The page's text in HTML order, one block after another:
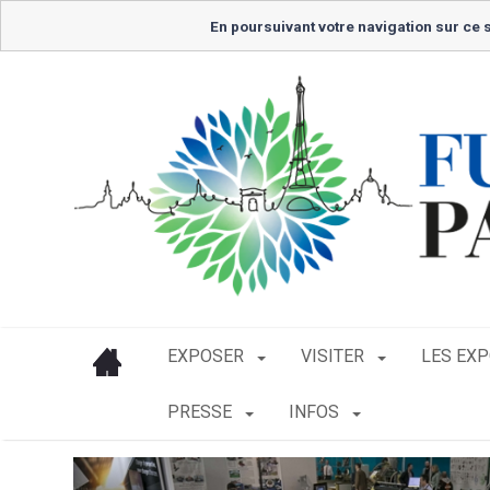
EXPOSER VISITER LES
PRESSE INFOS
En poursuivant votre navigation sur